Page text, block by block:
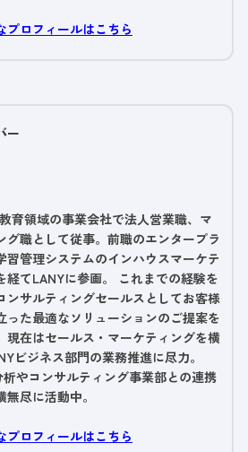
プロフィールはこちら
ー
育領域の事業会社で法人営業職、マ
グ職として従事。前職のエンタープラ
習管理システムのインハウスマーケテ
経てLANYに参画。 これまでの経験を
ンサルティングセールスとしてお客様
った最適なソリューションのご提案を
現在はセールス・マーケティングを横
ビジネス部門の業務推進に尽力。
析やコンサルティング事業部との連携
無尽に活動中。
プロフィールはこちら